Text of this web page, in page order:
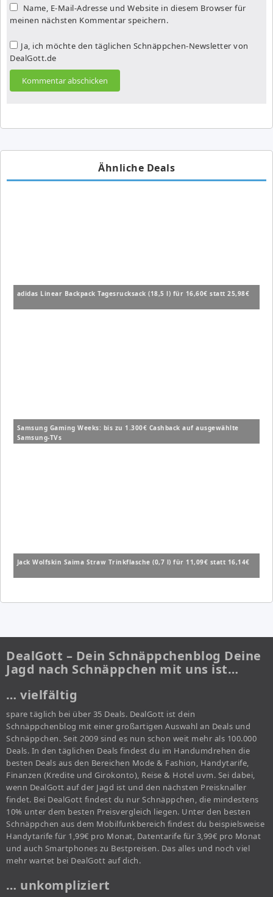
Name, E-Mail-Adresse und Website in diesem Browser für
meinen nächsten Kommentar speichern.
Ja, ich möchte den täglichen Schnäppchen-Newsletter von
DealGott.de
Ähnliche Deals
adidas Linear Backpack Tagesrucksack (18,5 l) für 16,60€ statt 25,98€
Samsung Gaming Weeks: bis zu 1.300€ Cashback auf ausgewählte
Samsung-TVs
Jack Wolfskin Saima Straw Trinkflasche (0,7 l) für 11,09€ statt 16,14€
DealGott – Dein Schnäppchenblog Deine
Jagd nach Schnäppchen mit uns ist…
… vielfältig
spare täglich bei über 35 Deals. DealGott ist dein
Schnäppchenblog mit einer großartigen Auswahl an Deals und
Schnäppchen. Seit 2009 sind es nun schon weit mehr als 100.000
Deals. In den täglichen Deals findest du im Handumdrehen die
besten Deals aus den Bereichen Mode & Fashion, Handytarife,
Finanzen (Kredite und Girokonto), Reise & Hotel uvm. Sei dabei,
wenn DealGott auf der Jagd ist und den nächsten Preisknaller
findet. Bei DealGott findest du nur Schnäppchen, die mindestens
10% unter dem besten Preisvergleich liegen. Unter den besten
Schnäppchen aus dem Mobilfunkbereich findest du beispielsweise
Handytarife für 1,99€ pro Monat, Datentarife für 3,99€ pro Monat
und auch Smartphones zu Bestpreisen. Das alles und noch viel
mehr wartet bei DealGott auf dich.
… unkompliziert